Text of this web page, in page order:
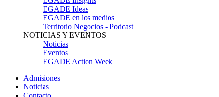
EGADE Ideas
EGADE en los medios
Territorio Negocios - Podcast
NOTICIAS Y EVENTOS
Noticias
Eventos
EGADE Action Week
Admisiones
Noticias
Contacto